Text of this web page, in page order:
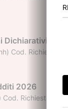
Dichiarativi
Cod. Richiesto
2026
Richiesto